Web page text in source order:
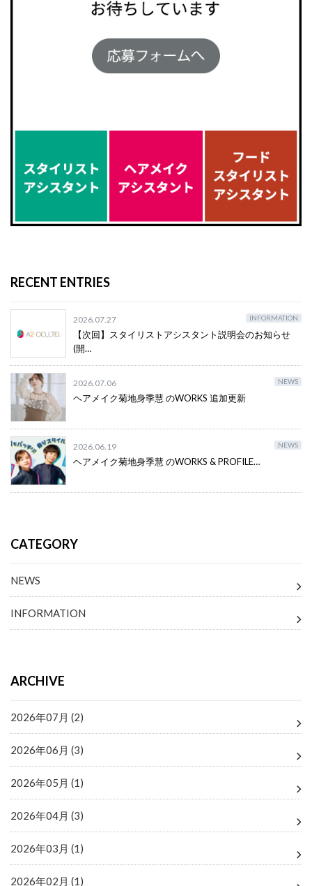
RECENT ENTRIES
2026.07.27 INFORMATION
【次回】スタイリストアシスタント説明会のお知らせ
(開…
2026.07.06 NEWS
ヘアメイク菊地身季慧 のWORKS 追加更新
2026.06.19 NEWS
ヘアメイク菊地身季慧 のWORKS & PROFILE…
CATEGORY
NEWS
INFORMATION
ARCHIVE
2026年07月 (2)
2026年06月 (3)
2026年05月 (1)
2026年04月 (3)
2026年03月 (1)
2026年02月 (1)